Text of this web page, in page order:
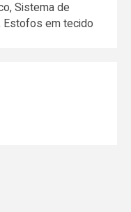
Sistema de
Estofos em tecido